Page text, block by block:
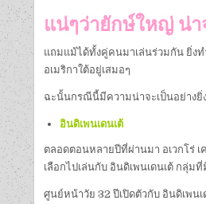
แน่ๆว่ายักษ์ใหญ่ น่า
แถมแม้ได้ทั้งคู่คนมาเล่นร่วมกัน ยิ่ง
อเมริกาใต้อยู่เสมอๆ
ฉะนั้นกรณีนี้มีความน่าจะเป็นอย่างยิ่
อินดิเพนเดนเต้
ตลอดตอนหลายปีที่ผ่านมา อเวกโร่
เลือกไปเล่นกับ อินดิเพนเดนเต้ กลุ่
ศูนย์หน้าวัย 32 ปีเปิดตัวกับ อินดิเพน